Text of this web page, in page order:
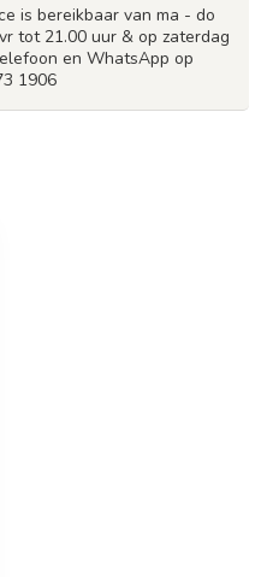
is bereikbaar van ma - do
tot 21.00 uur & op zaterdag
en WhatsApp op
1906